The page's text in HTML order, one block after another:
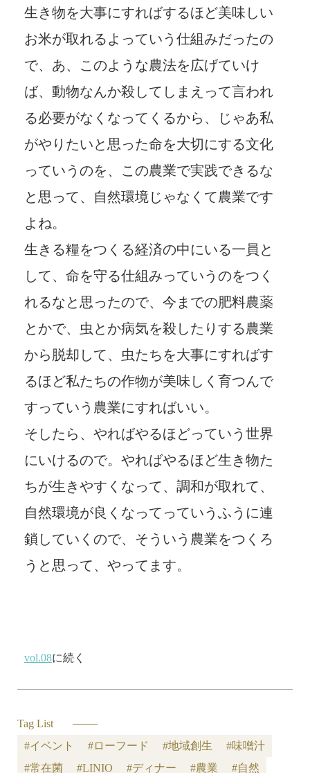
生き物を大事にすればするほど美味しい
お米が取れるよっていう仕組みだったの
で、あ、このような農法を広げていけ
ば、動物なんか殺してしまえって言われ
る必要がなくなってくるから、じゃあ私
がやりたいと思った命を大切にする文化
っていうのを、この農業で実践できるな
と思って、自然環境じゃなくて農業です
よね。
生きる糧をつくる経済の中にいる一員と
して、命を守る仕組みっていうのをつく
れるなと思ったので、今までの肥料農薬
とかで、虫とか病気を殺したりする農業
から脱却して、虫たちを大事にすればす
るほど私たちの作物が美味しく育つんで
すっていう農業にすればいい。
そしたら、やればやるほどっていう世界
にいけるので。やればやるほど生き物た
ちが生きやすくなって、調和が取れて、
自然環境が良くなってっていうふうに連
鎖していくので、そういう農業をつくろ
うと思って、やってます。
vol.08に続く
Tag List
#イベント
#ローフード #地域創生
#味噌汁
#常在菌
#LINIO #ディナー #農業
#自然